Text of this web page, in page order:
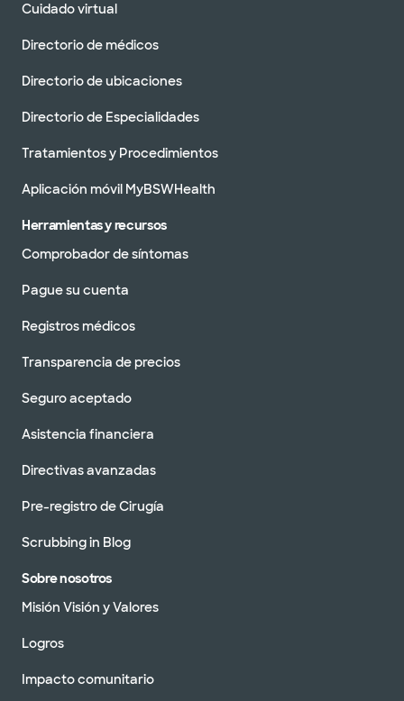
Cuidado virtual
Directorio de médicos
Directorio de ubicaciones
Directorio de Especialidades
Tratamientos y Procedimientos
Aplicación móvil MyBSWHealth
Herramientas y recursos
Comprobador de síntomas
Pague su cuenta
Registros médicos
Transparencia de precios
Seguro aceptado
Asistencia financiera
Directivas avanzadas
Pre-registro de Cirugía
Scrubbing in Blog
Sobre nosotros
Misión Visión y Valores
Logros
Impacto comunitario